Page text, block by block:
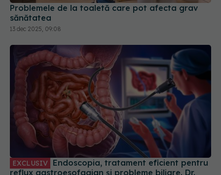
13 dec 2025, 09:08
EXCLUSIV
Endoscopia, tratament eficient pentru
reflux gastroesofagian și probleme biliare. Dr.
Vlad Simion (SANADOR): Arde mucoasa de sub
esofag
29 ian 2026, 11:18